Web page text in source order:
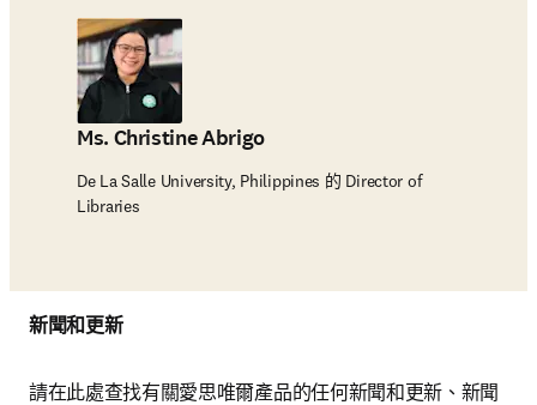
Ms. Christine Abrigo
De La Salle University, Philippines 的 Director of
Libraries
新聞和更新
請在此處查找有關愛思唯爾產品的任何新聞和更新、新聞